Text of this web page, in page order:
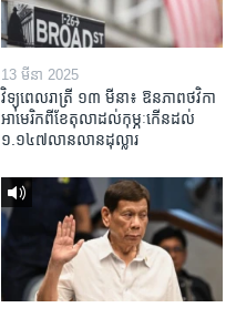
13 មីនា 2025
វិទ្យុពេលរាត្រី ១៣ មីនា៖ ឱនភាព​ថវិកា​
អាមេរិក​ពី​ខែ​តុលា​ដល់​កុម្ភៈ​កើន​ដល់​
១.១៤៧​លានលាន​ដុល្លារ